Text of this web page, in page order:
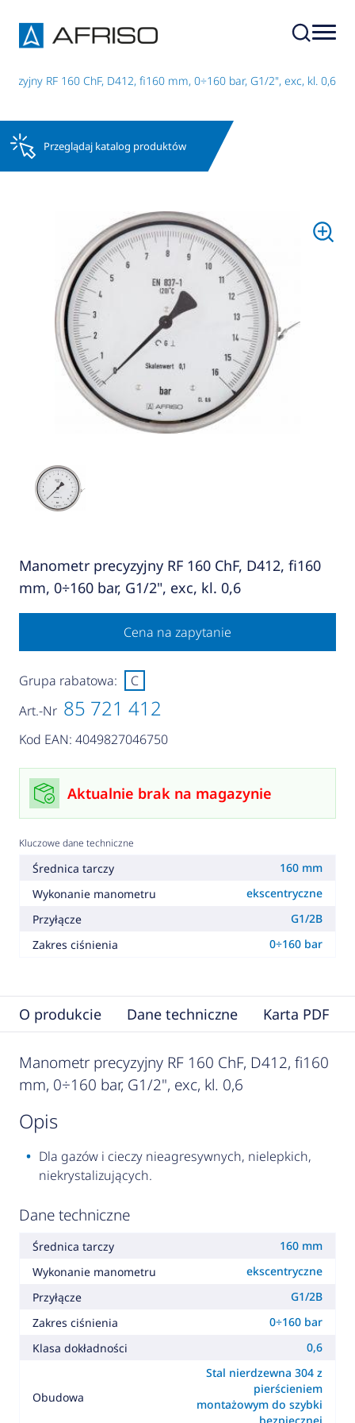
RF 160 ChF, D412, fi160 mm, 0÷160 bar, G1/2", exc, kl. 0,6
Przeglądaj katalog produktów
Manometr precyzyjny RF 160 ChF, D412, fi160
mm, 0÷160 bar, G1/2", exc, kl. 0,6
Cena na zapytanie
Art.-Nr 85 721 412
Kod EAN: 4049827046750
Grupa rabatowa: C
Aktualnie brak na magazynie
Kluczowe dane techniczne
Średnica tarczy
160 mm
Wykonanie manometru
ekscentryczne
Przyłącze
G1/2B
Zakres ciśnienia
0÷160 bar
O produkcie Dane techniczne Karta PDF
Manometr precyzyjny RF 160 ChF, D412, fi160
mm, 0÷160 bar, G1/2", exc, kl. 0,6
opis
Dla gazów i cieczy nieagresywnych, nielepkich,
niekrystalizujących.
Dane techniczne
Średnica tarczy
160 mm
Wykonanie manometru
ekscentryczne
Przyłącze
G1/2B
Zakres ciśnienia
0÷160 bar
Klasa dokładności
0,6
Obudowa
Stal nierdzewna 304 z
pierścieniem
montażowym do szybki